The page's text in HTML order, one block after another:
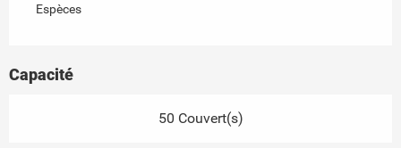
Espèces
Capacité
50 Couvert(s)